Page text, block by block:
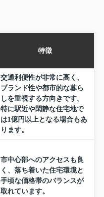
特徴
交通利便性が非常に高く、
ブランド性や都市的な暮ら
しを重視する方向きです。
特に駅近や閑静な住宅地で
は1億円以上となる場合もあ
ります。
市中心部へのアクセスも良
く、落ち着いた住宅環境と
手頃な価格帯のバランスが
取れています。